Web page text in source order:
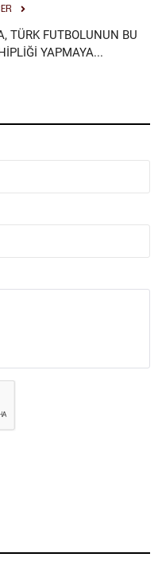
TÜRK FUTBOLUNUN BU
YAPMAYA...